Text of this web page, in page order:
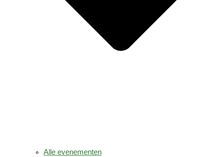
Alle evenementen